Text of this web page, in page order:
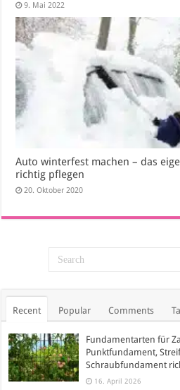
9. Mai 2022
Auto winterfest machen – das
richtig pflegen
20. Oktober 2020
Recent Popular Comments
Fundamentarten für
Punktfundament,
Schraubfundament
16. April 2026